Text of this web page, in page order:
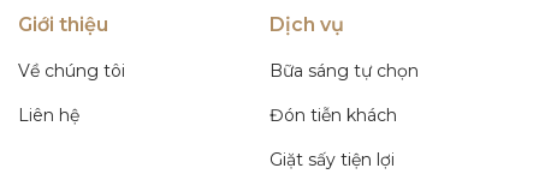
Giới thiệu
Về chúng tôi
Liên hệ
Dịch vụ
Bữa sáng tự chọn
Đón tiễn khách
Giặt sấy tiện lợi